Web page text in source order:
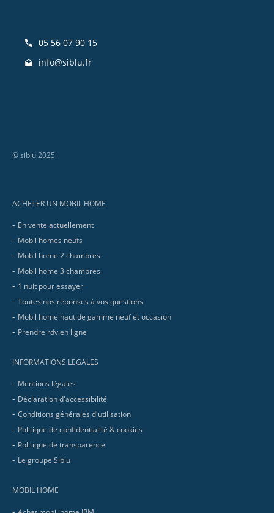
05 56 07 90 15
info@siblu.fr
© siblu 2025
ACHETER UN MOBIL HOME
En vente actuellement
Mobil homes neufs
Mobil home 2 chambres
Mobil home 3 chambres
1 nuit pour essayer
Toutes nos réponses à vos questions
Mobil home haut de gamme neuf et occasion
Prendre rdv en ligne
INFORMATIONS LEGALES
Mentions légales
Déclaration d'accessibilité
Conditions générales d'utilisation
Politique de confidentialité & cookies
Politique de transparence
Le groupe Siblu
MOBIL HOME